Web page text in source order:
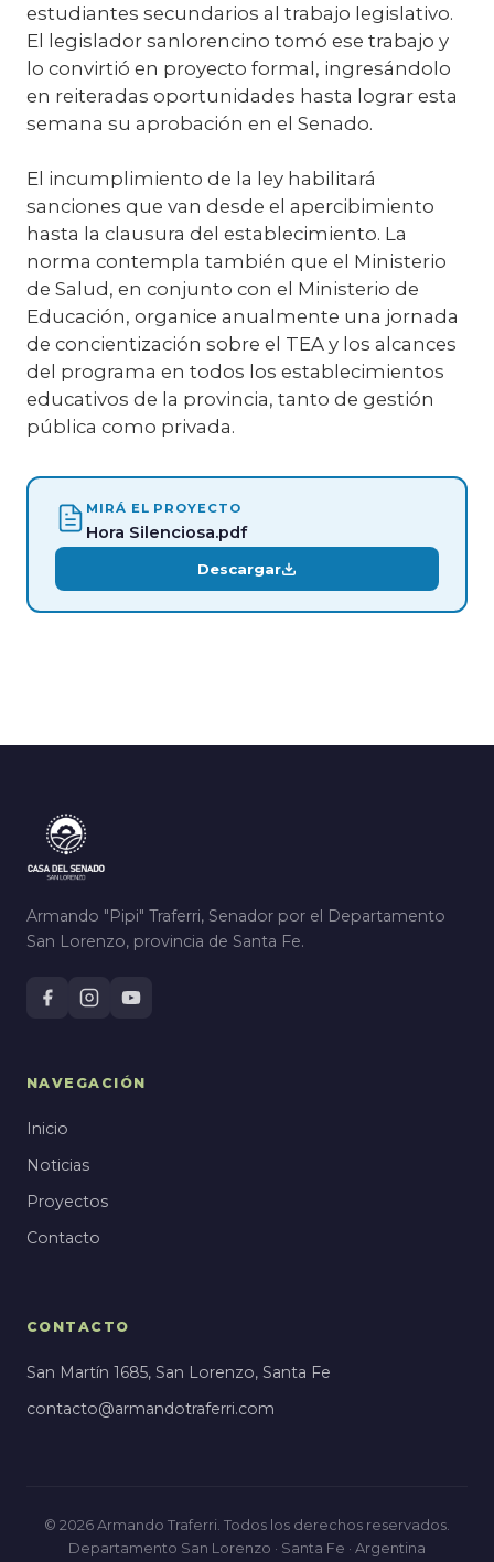
estudiantes secundarios al trabajo legislativo.
El legislador sanlorencino tomó ese trabajo y
lo convirtió en proyecto formal, ingresándolo
en reiteradas oportunidades hasta lograr esta
semana su aprobación en el Senado.
El incumplimiento de la ley habilitará
sanciones que van desde el apercibimiento
hasta la clausura del establecimiento. La
norma contempla también que el Ministerio
de Salud, en conjunto con el Ministerio de
Educación, organice anualmente una jornada
de concientización sobre el TEA y los alcances
del programa en todos los establecimientos
educativos de la provincia, tanto de gestión
pública como privada.
MIRÁ EL PROYECTO
Hora Silenciosa.pdf
Descargar
Armando "Pipi" Traferri, Senador por el Departamento
San Lorenzo, provincia de Santa Fe.
NAVEGACIÓN
Inicio
Noticias
Proyectos
Contacto
CONTACTO
San Martín 1685, San Lorenzo, Santa Fe
contacto@armandotraferri.com
© 2026 Armando Traferri. Todos los derechos reservados.
Departamento San Lorenzo · Santa Fe · Argentina